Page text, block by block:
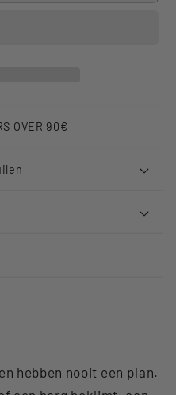
OVER 90€
hebben nooit een plan.